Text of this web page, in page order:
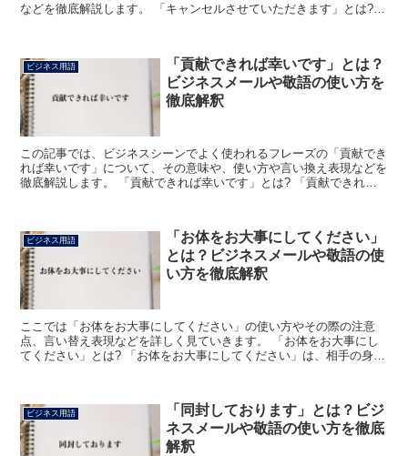
などを徹底解説します。 「キャンセルさせていただきます」とは?
ビジネス用語
「貢献できれば幸いです」とは？
ビジネスメールや敬語の使い方を
徹底解釈
この記事では、ビジネスシーンでよく使われるフレーズの「貢献でき
れば幸いです」について、その意味や、使い方や言い換え表現などを
徹底解説します。 「貢献できれば幸いです」とは? 「貢献できれば
ビジネス用語
「お体をお大事にしてください」
とは？ビジネスメールや敬語の使
い方を徹底解釈
ここでは「お体をお大事にしてください」の使い方やその際の注意
点、言い替え表現などを詳しく見ていきます。 「お体をお大事にし
てください」とは? 「お体をお大事にしてください」は、相手の身体
ビジネス用語
「同封しております」とは？ビジ
ネスメールや敬語の使い方を徹底
解釈